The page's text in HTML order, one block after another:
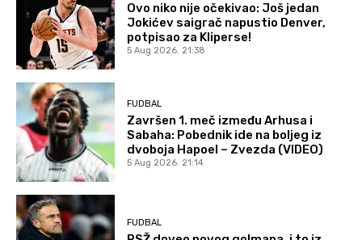
Ovo niko nije očekivao: Još jedan
Jokićev saigrač napustio Denver,
potpisao za Kliperse!
5 Aug 2026. 21:38
FUDBAL
Završen 1. meč između Arhusa i
Sabaha: Pobednik ide na boljeg iz
dvoboja Hapoel – Zvezda (VIDEO)
5 Aug 2026. 21:14
FUDBAL